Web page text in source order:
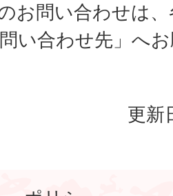
お問い合わせは
い合わせ先」へ
更新